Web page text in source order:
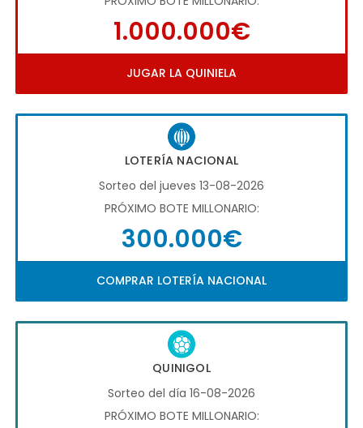
1.000.000€
JUGAR LA QUINIELA
LOTERÍA NACIONAL
Sorteo del jueves 13-08-2026
PRÓXIMO BOTE MILLONARIO:
300.000€
COMPRAR LOTERÍA NACIONAL
QUINIGOL
Sorteo del día 16-08-2026
PRÓXIMO BOTE MILLONARIO: